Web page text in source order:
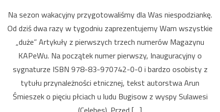
Azja
KAPeWu
na
Wakacje
Na sezon wakacyjny przygotowaliśmy dla Was niespodziankę.
Od dziś dwa razy w tygodniu zaprezentujemy Wam wszystkie
„duże” Artykuły z pierwszych trzech numerów Magazynu
KAPeWu. Na początek numer pierwszy, Inauguracyjny o
sygnaturze ISBN 978-83-970742-0-0 i bardzo osobisty z
tytułu przynależności etnicznej, tekst autorstwa Arun
Śmieszek o pięciu płciach u ludu Bugisow z wyspy Sulawesi